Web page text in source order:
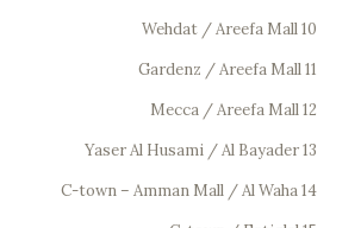
10 Wehdat / Areefa Mall
11 Gardenz / Areefa Mall
12 Mecca / Areefa Mall
13 Yaser Al Husami / Al Bayader
14 C-town – Amman Mall / Al Waha